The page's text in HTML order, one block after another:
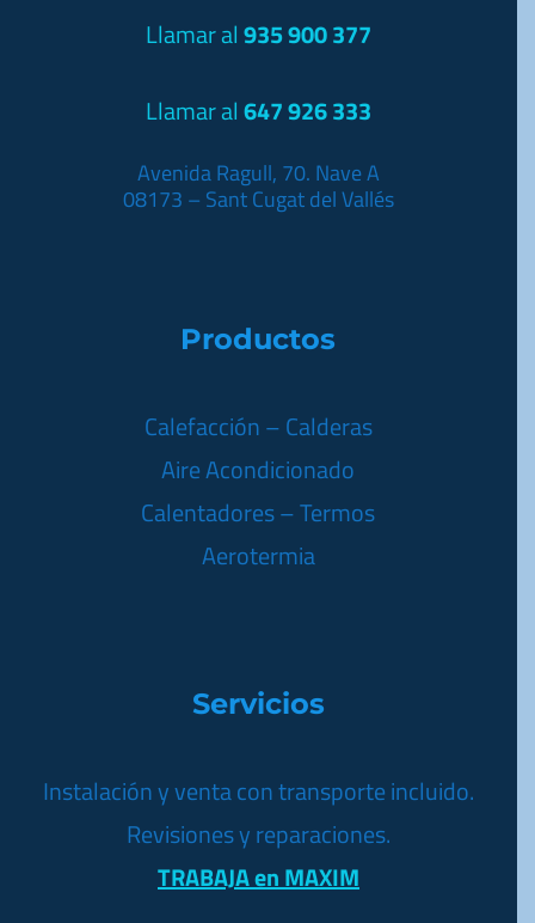
Llamar al935 900 377
Llamar al647 926 333
Avenida Ragull, 70. Nave A
08173 – Sant Cugat del Vallés
Productos
Calefacción – Calderas
Aire Acondicionado
Calentadores – Termos
Aerotermia
Servicios
Instalación y venta con transporte incluido.
Revisiones y reparaciones.
TRABAJA en MAXIM